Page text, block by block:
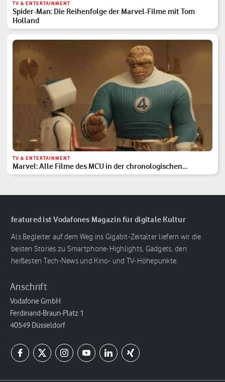
TV & ENTERTAINMENT
Spider-Man: Die Reihenfolge der Marvel-Filme mit Tom
Holland
TV & ENTERTAINMENT
Marvel: Alle Filme des MCU in der chronologischen
Reihenfolge
featured ist Vodafones Magazin für digitale Kultur
Als Begleiter auf dem Weg ins Gigabit-Zeitalter liefern wir die
besten Stories zu Smartphone-Highlights, Gadgets, den
heißesten Tech-News und Kino- und TV-Höhepunkte.
Anschrift
Vodafone GmbH
Ferdinand-Braun-Platz 1
40549 Düsseldorf